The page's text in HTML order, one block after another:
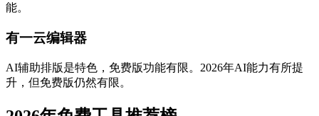
能。
有一云编辑器
AI辅助排版是特色，免费版功能有限。2026年AI能力有所提
升，但免费版仍然有限。